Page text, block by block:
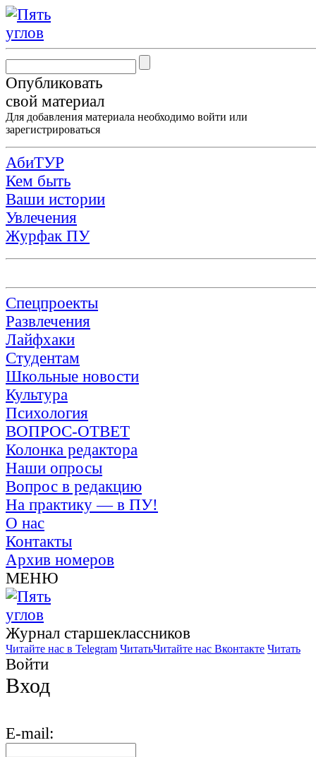
Опубликовать
свой материал
Для добавления материала необходимо войти или
зарегистрироваться
АбиТУР
Кем быть
Ваши истории
Увлечения
Журфак ПУ
Спецпроекты
Развлечения
Лайфхаки
Студентам
Школьные новости
Культура
Психология
ВОПРОС-ОТВЕТ
Колонка редактора
Наши опросы
Вопрос в редакцию
На практику — в ПУ!
О нас
Контакты
Архив номеров
МЕНЮ
Журнал старшекласcников
Читайте нас в Telegram ЧитатьЧитайте нас Вконтакте Читать
Войти
Вход
E-mail: